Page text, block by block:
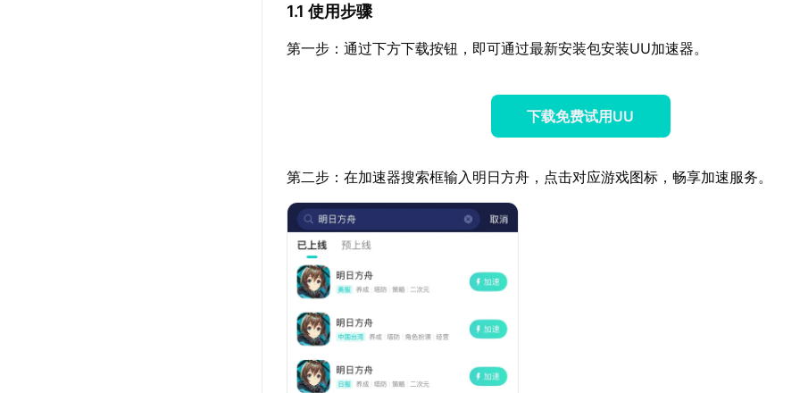
1.1 使用步骤
第一步：通过下方下载按钮，即可通过最新安装包安装UU加速器。
下载免费试用UU
第二步：在加速器搜索框输入明日方舟，点击对应游戏图标，畅享加速服务。